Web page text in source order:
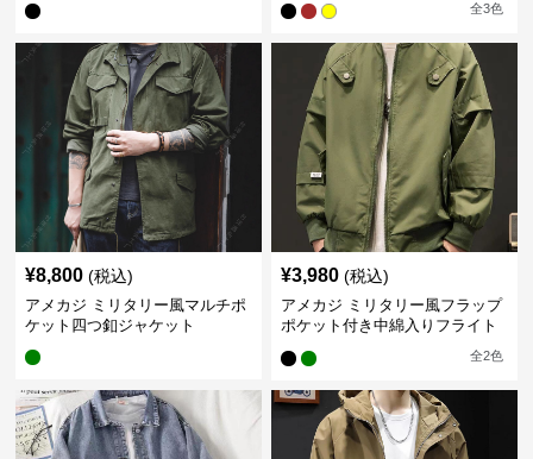
全3色
¥8,800 (税込)
アメカジ ミリタリー風マルチポ
ケット四つ釦ジャケット
¥3,980 (税込)
アメカジ ミリタリー風フラップ
ポケット付き中綿入りフライト
全2色